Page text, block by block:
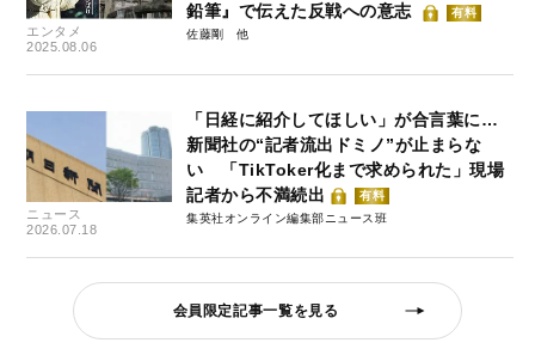
エンタメ
2025.08.06
鉛筆』で伝えた反戦への意志
有料
佐藤剛
ニュース
2026.07.18
「日経に紹介してほしい」が合言葉に…
新聞社の“記者流出ドミノ”が止まらな
い 「TikToker化まで求められた」現場
記者から不満続出
有料
集英社オンライン編集部ニュース班
会員限定記事一覧を見る